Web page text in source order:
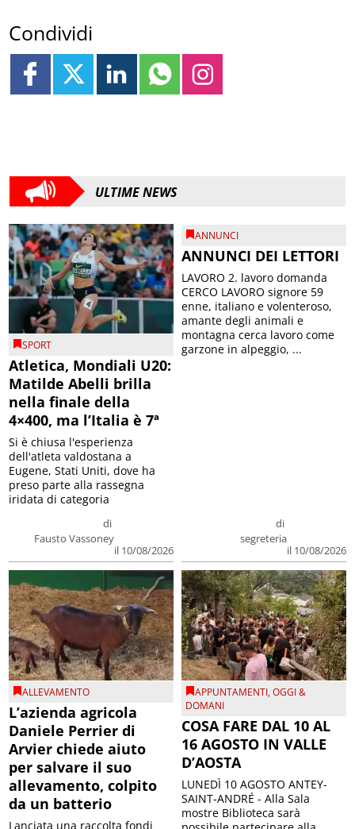
Condividi
ULTIME NEWS
SPORT
Atletica, Mondiali U20:
Matilde Abelli brilla
nella finale della
4×400, ma l’Italia è 7ª
di
Fausto Vassoney
il 10/08/2026
Si è chiusa l'esperienza
dell'atleta valdostana a
Eugene, Stati Uniti, dove ha
preso parte alla rassegna
iridata di categoria
ANNUNCI
ANNUNCI DEI LETTORI
di
segreteria
il 10/08/2026
LAVORO 2. lavoro domanda
CERCO LAVORO signore 59
enne, italiano e volenteroso,
amante degli animali e
montagna cerca lavoro come
garzone in alpeggio, ...
ALLEVAMENTO
L’azienda agricola
Daniele Perrier di
Arvier chiede aiuto
per salvare il suo
allevamento, colpito
da un batterio
Lanciata una raccolta fondi
APPUNTAMENTI,OGGI &
DOMANI
COSA FARE DAL 10 AL
16 AGOSTO IN VALLE
D’AOSTA
LUNEDÌ 10 AGOSTO ANTEY-
SAINT-ANDRÉ - Alla Sala
mostre Biblioteca sarà